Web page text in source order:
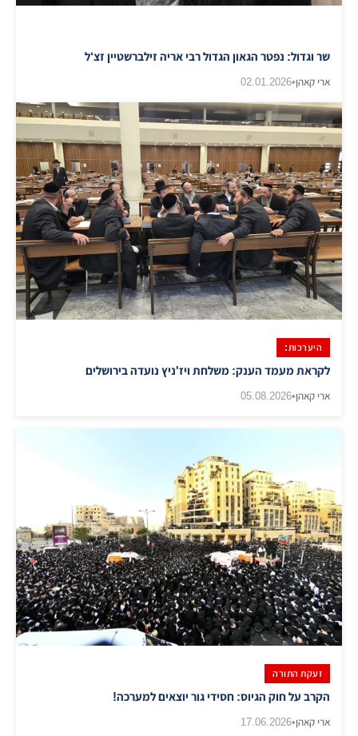
שר וגדול: נפטר הגאון הגדול רבי אריה זילברשטיין זצ‘ל
ארי קאהן•
02.01.2026
היערכות:
לקראת מעמד הענק: משלחת ויז'ניץ נועדה בירושלים
ארי קאהן•
05.08.2026
זעקת התורה
הקרב על חוק הגיוס: חסידי גור יוצאים למערכה!
ארי קאהן•
17.06.2026